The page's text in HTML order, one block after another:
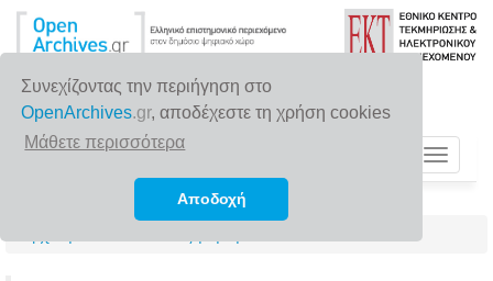
Συνεχίζοντας την περιήγηση στο
OpenArchives.gr, αποδέχεστε τη χρήση cookies
Μάθετε περισσότερα
Αποδοχή
Toggle